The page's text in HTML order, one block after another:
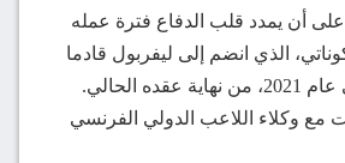
أن يمدد قلب الدفاع فترة عمله
الذي انضم إلى ليفربول قادما
من آر بي لايبزيج في عام 2021، من نهاية عقده الحالي.
مع وكلاء اللاعب الدولي الفرنسي